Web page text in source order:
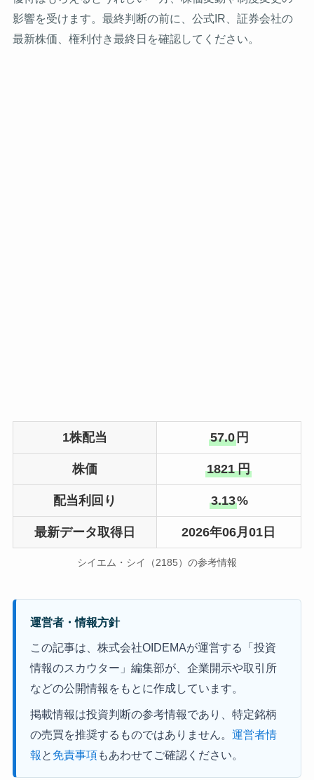
影響を受けます。最終判断の前に、公式IR、証券会社の
最新株価、権利付き最終日を確認してください。
1株配当 57.0円
株価 1821 円
配当利回り 3.13%
最新データ取得日 2026年06月01日
シイエム・シイ（2185）の参考情報
運営者・情報方針
この記事は、株式会社OIDEMAが運営する「投資
情報のスカウター」編集部が、企業開示や取引所
などの公開情報をもとに作成しています。
掲載情報は投資判断の参考情報であり、特定銘柄
の売買を推奨するものではありません。運営者情
報 と 免責事項もあわせてご確認ください。